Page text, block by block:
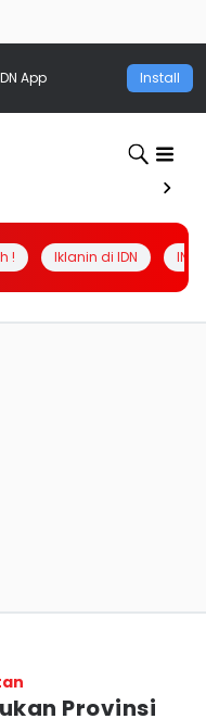
App Install
! Iklanin di IDN
Provinsi